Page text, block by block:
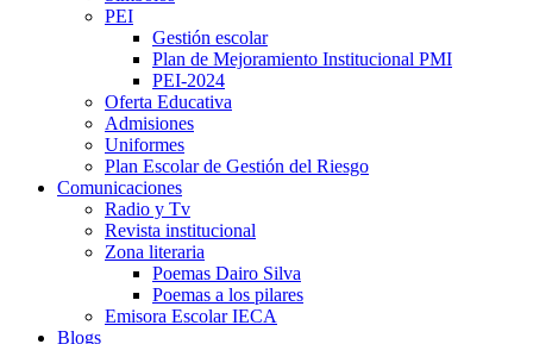
PEI
Gestión escolar
Plan de Mejoramiento Institucional PMI
PEI-2024
Oferta Educativa
Admisiones
Uniformes
Plan Escolar de Gestión del Riesgo
Comunicaciones
Radio y Tv
Revista institucional
Zona literaria
Poemas Dairo Silva
Poemas a los pilares
Emisora Escolar IECA
Blogs